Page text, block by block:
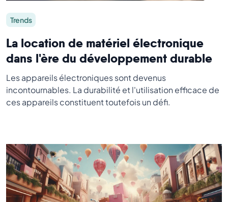
Trends
La location de matériel électronique
dans l'ère du développement durable
Les appareils électroniques sont devenus
incontournables. La durabilité et l'utilisation efficace de
ces appareils constituent toutefois un défi.